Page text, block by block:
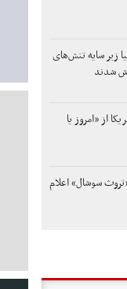
زیر سایه تنش‌های
شدند
از «امروز یا
سوشال» اعلام